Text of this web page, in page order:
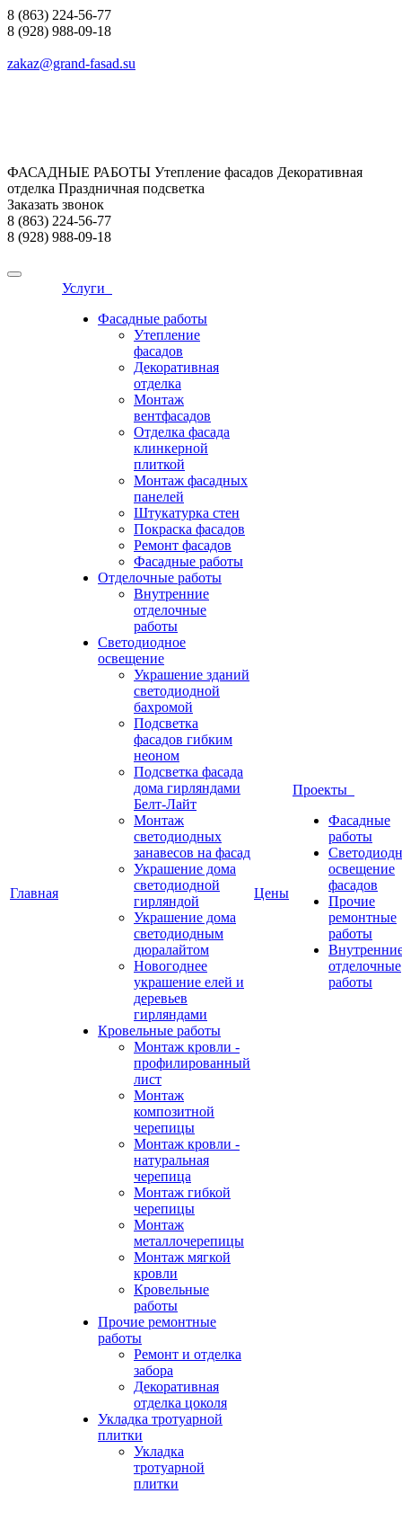
8 (863) 224-56-77
8 (928) 988-09-18
zakaz@grand-fasad.su
ФАСАДНЫЕ РАБОТЫ Утепление фасадов Декоративная
отделка Праздничная подсветка
Заказать звонок
8 (863) 224-56-77
8 (928) 988-09-18
Главная
Услуги
Фасадные работы
Утепление
фасадов
Декоративная
отделка
Монтаж
вентфасадов
Отделка фасада
клинкерной
плиткой
Монтаж фасадных
панелей
Штукатурка стен
Покраска фасадов
Ремонт фасадов
Фасадные работы
Отделочные работы
Внутренние
отделочные
работы
Светодиодное
освещение
Украшение зданий
светодиодной
бахромой
Подсветка
фасадов гибким
неоном
Подсветка фасада
дома гирляндами
Белт-Лайт
Монтаж
светодиодных
занавесов на фасад
Украшение дома
светодиодной
гирляндой
Украшение дома
светодиодным
дюралайтом
Новогоднее
украшение елей и
деревьев
гирляндами
Кровельные работы
Монтаж кровли -
профилированный
лист
Монтаж
композитной
черепицы
Монтаж кровли -
натуральная
черепица
Монтаж гибкой
черепицы
Монтаж
металлочерепицы
Монтаж мягкой
кровли
Кровельные
работы
Прочие ремонтные
работы
Ремонт и отделка
забора
Декоративная
отделка цоколя
Укладка тротуарной
плитки
Укладка
тротуарной
плитки
Цены
Проекты
Фасадные
работы
освещение
фасадов
Прочие
ремонтные
работы
отделочные
работы